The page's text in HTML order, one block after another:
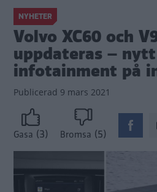
NYHETER
Volvo XC60 och
uppdateras – nytt
infotainment på
Publicerad 9 mars 2021
Gasa (3) Bromsa (5)